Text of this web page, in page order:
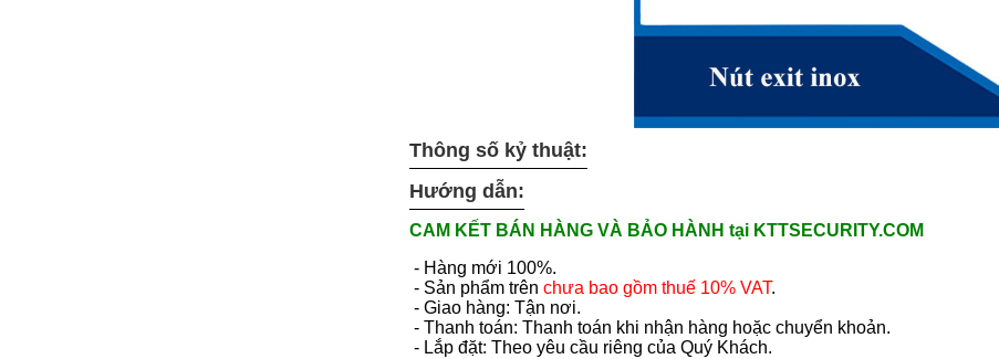
Thông số kỷ thuật:
Hướng dẫn:
CAM KẾT BÁN HÀNG VÀ BẢO HÀNH tại KTTSECURITY.COM
- Hàng mới 100%.
- Sản phẩm trên chưa bao gồm thuế 10% VAT.
- Giao hàng: Tận nơi.
- Thanh toán: Thanh toán khi nhận hàng hoặc chuyển khoản.
- Lắp đặt: Theo yêu cầu riêng của Quý Khách.